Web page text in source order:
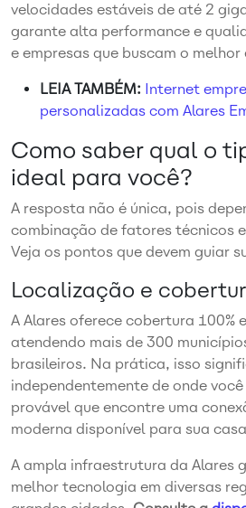
velocidades estáveis de até 2
garante alta performance e
e empresas que buscam o
LEIA TAMBÉM: Internet
personalizadas com Alares
Como saber qual o
ideal para você?
A resposta não é única, pois
combinação de fatores técnicos
Veja os pontos que devem guiar
Localização e
A Alares oferece cobertura 100%
atendendo mais de 300
brasileiros. Na prática, isso
independentemente de onde
provável que encontre uma
moderna disponível para sua
A ampla infraestrutura da Alares
melhor tecnologia em diversas